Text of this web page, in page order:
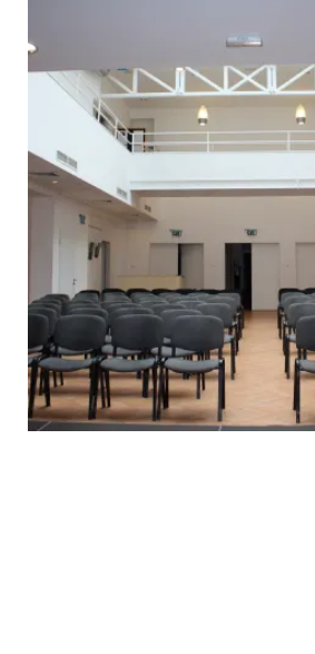
alkalmából!
művészei